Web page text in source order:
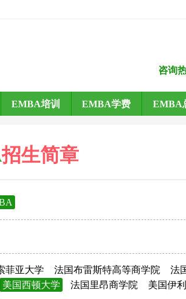
咨询
EMBA培训 EMBA学费 EMBA
招生简章
菲亚大学 法国布雷斯特高等商学院 法
美国西顿大学 法国里昂商学院 美国伊